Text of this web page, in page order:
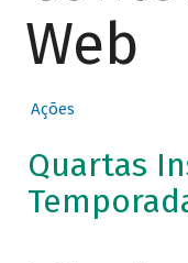
Web
Ações
Quartas